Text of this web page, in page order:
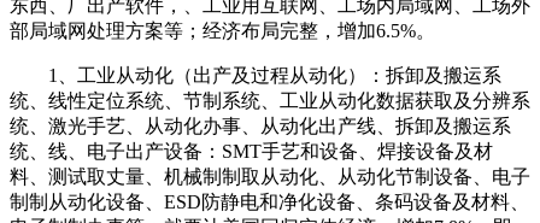
东西、厂出产软件，、工业用互联网、工场内局域网、工场外
部局域网处理方案等；经济布局完整，增加6.5%。
1、工业从动化（出产及过程从动化）：拆卸及搬运系
统、线性定位系统、节制系统、工业从动化数据获取及分辨系
统、激光手艺、从动化办事、从动化出产线、拆卸及搬运系
统、线、电子出产设备：SMT手艺和设备、焊接设备及材
料、测试取丈量、机械制制取从动化、从动化节制设备、电子
制制从动化设备、ESD防静电和净化设备、条码设备及材料、